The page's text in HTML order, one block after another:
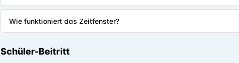
Wie funktioniert das Zeitfenster?
Schüler-Beitritt